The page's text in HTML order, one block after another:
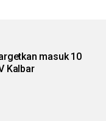
masuk 10
Kalbar